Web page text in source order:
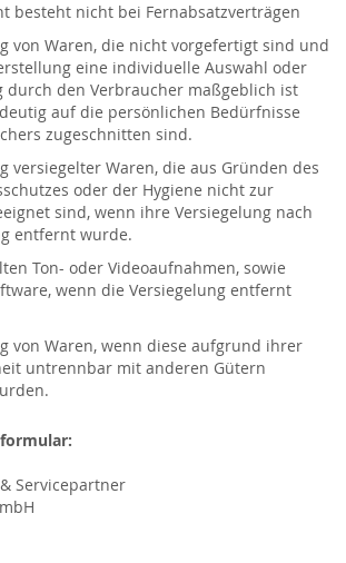
besteht nicht bei Fernabsatzverträgen
von Waren, die nicht vorgefertigt sind und
eine individuelle Auswahl oder
durch den Verbraucher maßgeblich ist
auf die persönlichen Bedürfnisse
zugeschnitten sind.
versiegelter Waren, die aus Gründen des
oder der Hygiene nicht zur
sind, wenn ihre Versiegelung nach
entfernt wurde.
Ton- oder Videoaufnahmen, sowie
wenn die Versiegelung entfernt
von Waren, wenn diese aufgrund ihrer
untrennbar mit anderen Gütern
Servicepartner